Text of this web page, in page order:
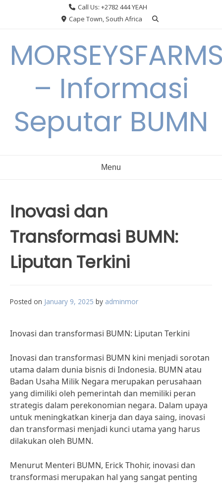
Call Us: +2782 444 YEAH
Cape Town, South Africa
– Informasi
Seputar BUMN
Menu
Inovasi dan
Transformasi BUMN:
Liputan Terkini
Posted on January 9, 2025 by adminmor
Inovasi dan transformasi BUMN: Liputan Terkini
Inovasi dan transformasi BUMN kini menjadi sorotan
utama dalam dunia bisnis di Indonesia. BUMN atau
Badan Usaha Milik Negara merupakan perusahaan
yang dimiliki oleh pemerintah dan memiliki peran
strategis dalam perekonomian negara. Dalam upaya
untuk meningkatkan kinerja dan daya saing, inovasi
dan transformasi menjadi kunci utama yang harus
dilakukan oleh BUMN.
Menurut Menteri BUMN, Erick Thohir, inovasi dan
transformasi merupakan hal yang sangat penting